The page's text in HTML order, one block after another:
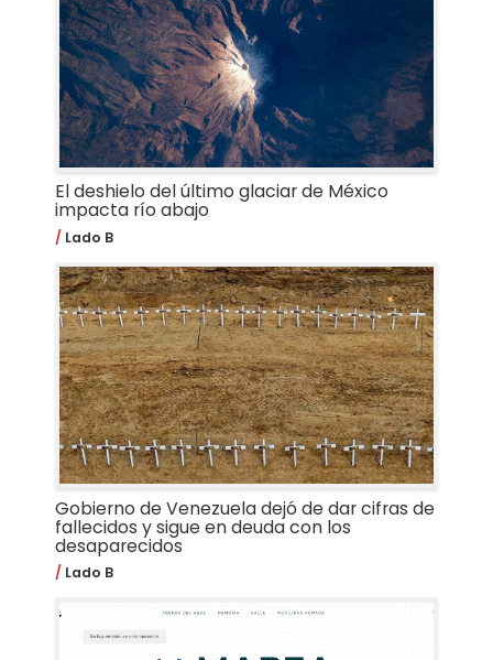
El deshielo del último glaciar de México
impacta río abajo
Lado B
Gobierno de Venezuela dejó de dar cifras de
fallecidos y sigue en deuda con los
desaparecidos
Lado B